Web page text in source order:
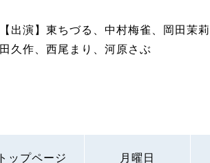
【出演】東ちづる、中村梅雀、岡田茉
田久作、西尾まり、河原さぶ
トップページ 月曜日